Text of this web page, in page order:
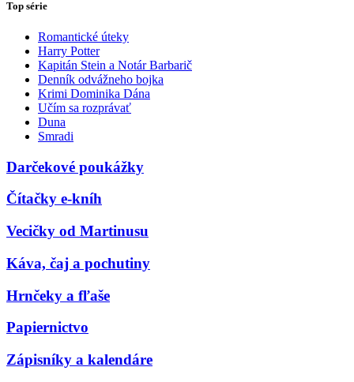
Top série
Romantické úteky
Harry Potter
Kapitán Stein a Notár Barbarič
Denník odvážneho bojka
Krimi Dominika Dána
Učím sa rozprávať
Duna
Smradi
Darčekové poukážky
Čítačky e-kníh
Vecičky od Martinusu
Káva, čaj a pochutiny
Hrnčeky a fľaše
Papiernictvo
Zápisníky a kalendáre